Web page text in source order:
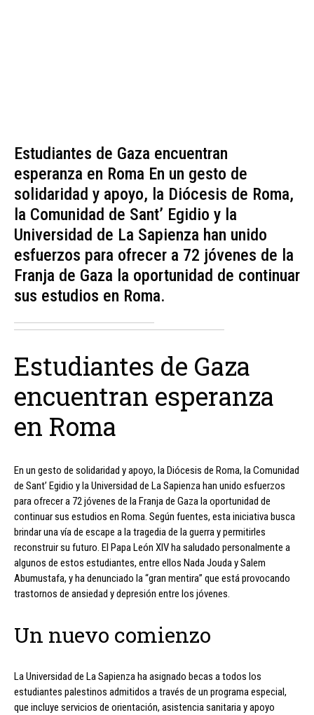
Estudiantes de Gaza encuentran
esperanza en Roma En un gesto de
solidaridad y apoyo, la Diócesis de Roma,
la Comunidad de Sant’ Egidio y la
Universidad de La Sapienza han unido
esfuerzos para ofrecer a 72 jóvenes de la
Franja de Gaza la oportunidad de continuar
sus estudios en Roma.
Estudiantes de Gaza
encuentran esperanza
en Roma
En un gesto de solidaridad y apoyo, la Diócesis de Roma, la Comunidad
de Sant’ Egidio y la Universidad de La Sapienza han unido esfuerzos
para ofrecer a 72 jóvenes de la Franja de Gaza la oportunidad de
continuar sus estudios en Roma. Según fuentes, esta iniciativa busca
brindar una vía de escape a la tragedia de la guerra y permitirles
reconstruir su futuro. El Papa León XIV ha saludado personalmente a
algunos de estos estudiantes, entre ellos Nada Jouda y Salem
Abumustafa, y ha denunciado la “gran mentira” que está provocando
trastornos de ansiedad y depresión entre los jóvenes.
Un nuevo comienzo
La Universidad de La Sapienza ha asignado becas a todos los
estudiantes palestinos admitidos a través de un programa especial,
que incluye servicios de orientación, asistencia sanitaria y apoyo